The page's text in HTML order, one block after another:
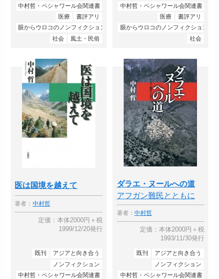
中村哲・ペシャワール会関連書
医療
書評アリ
眼からウロコのノンフィクション
社会
風土・民俗
中村哲・ペシャワール会関連書
医療
書評アリ
眼からウロコのノンフィクション
社会
医は国境を越えて
著者： 中村哲
定価：本体2000円＋税
1999/12/20発行
既刊
アジアと向き合う
ノンフィクション
中村哲・ペシャワール会関連書
ダラエ・ヌールへの道
アフガン難民とともに
著者： 中村哲
定価：本体2000円＋税
1993/11/30発行
既刊
アジアと向き合う
ノンフィクション
中村哲・ペシャワール会関連書